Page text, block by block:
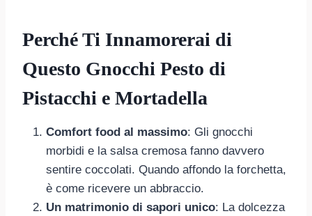
Perché Ti Innamorerai di
Questo Gnocchi Pesto di
Pistacchi e Mortadella
Comfort food al massimo: Gli gnocchi
morbidi e la salsa cremosa fanno davvero
sentire coccolati. Quando affondo la forchetta,
è come ricevere un abbraccio.
Un matrimonio di sapori unico: La dolcezza